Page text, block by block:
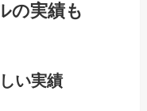
の実績も
い実績